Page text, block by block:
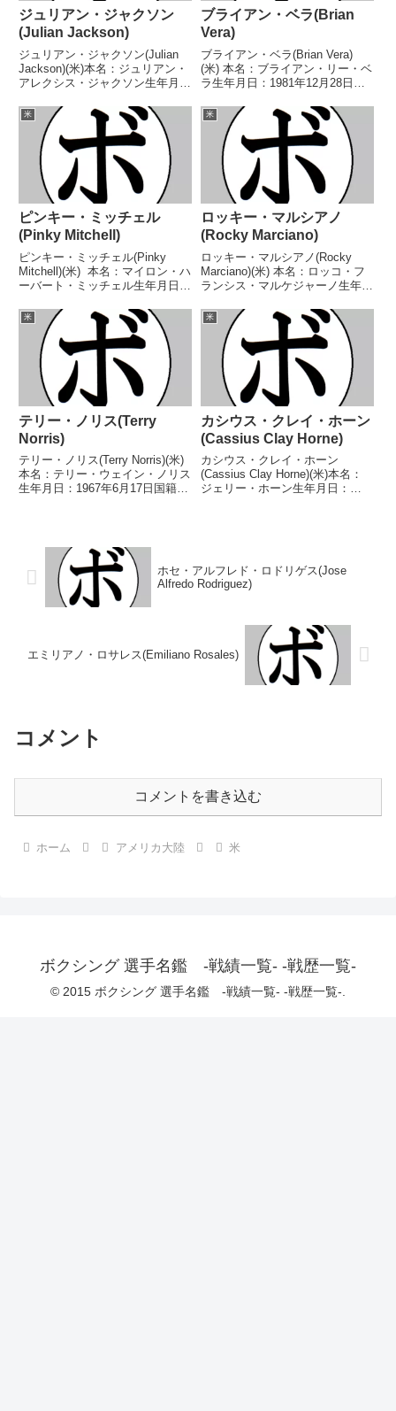
ジュリアン・ジャクソン
(Julian Jackson)
ジュリアン・ジャクソン(Julian
Jackson)(米)本名：ジュリアン・
アレクシス・ジャクソン生年月
績：61戦55勝(49KO)6敗【獲得タ
イトル】WBC米大陸スーパーウ
ェルター級王座第24代WBA世...
ブライアン・ベラ(Brian
Vera)
ブライアン・ベラ(Brian Vera)
(米) 本名：ブライアン・リー・ベ
ラ生年月日：1981年12月28日国
敗 【獲得タイトル】米-テキサス
州ミドル級王座米-テキサス州ラ
イトヘビー級王座NABO北米...
米
ピンキー・ミッチェル
(Pinky Mitchell)
ピンキー・ミッチェル(Pinky
Mitchell)(米) 本名：マイロン・ハ
ーバート・ミッチェル生年月日：
戦13勝(10KO)13敗4分4無効試合
49無判定 【獲得タイトル】初代
世界スーパーライト級...
米
ロッキー・マルシアノ
(Rocky Marciano)
ロッキー・マルシアノ(Rocky
Marciano)(米) 本名：ロッコ・フ
ランシス・マルケジャーノ生年月
績：49戦49勝(43KO) 【獲得タイ
トル】第19代世界ヘビー級王
座 【戦歴】1947/03/17 ...
米
テリー・ノリス(Terry
Norris)
テリー・ノリス(Terry Norris)(米)
本名：テリー・ウェイン・ノリス
生年月日：1967年6月17日国籍：
界スーパーウェルター級...
米
カシウス・クレイ・ホーン
(Cassius Clay Horne)
カシウス・クレイ・ホーン
(Cassius Clay Horne)(米)本名：
ジェリー・ホーン生年月日：
ホセ・アルフレド・ロドリゲス(Jose
Alfredo Rodriguez)
エミリアノ・ロサレス(Emiliano Rosales)
コメント
コメントを書き込む
ホーム アメリカ大陸 米
ボクシング 選手名鑑 -戦績一覧- -戦歴一覧-
© 2015 ボクシング 選手名鑑 -戦績一覧- -戦歴一覧-.